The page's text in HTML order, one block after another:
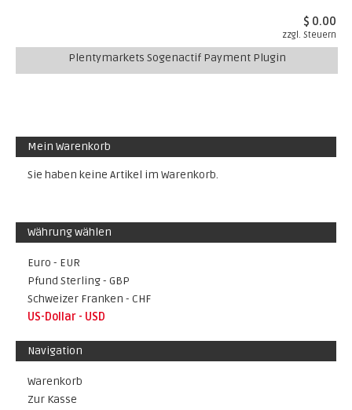
$ 0.00
zzgl. Steuern
Plentymarkets Sogenactif Payment Plugin
Mein Warenkorb
Sie haben keine Artikel im Warenkorb.
Währung wählen
Euro - EUR
Pfund Sterling - GBP
Schweizer Franken - CHF
US-Dollar - USD
Navigation
Warenkorb
Zur Kasse